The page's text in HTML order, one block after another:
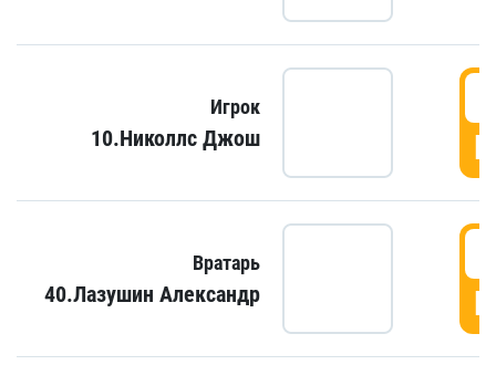
Игрок
10.Николлс Джош
Вратарь
40.Лазушин Александр